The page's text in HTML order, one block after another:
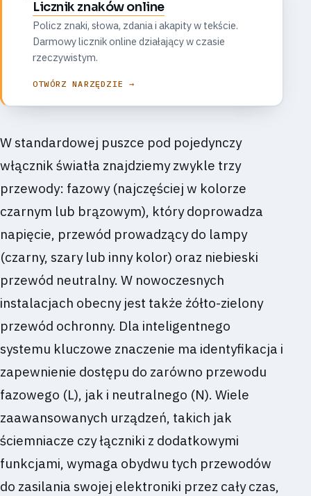
Licznik znaków online
Policz znaki, słowa, zdania i akapity w tekście.
Darmowy licznik online działający w czasie
rzeczywistym.
OTWÓRZ NARZĘDZIE →
W standardowej puszce pod pojedynczy
włącznik światła znajdziemy zwykle trzy
przewody: fazowy (najczęściej w kolorze
czarnym lub brązowym), który doprowadza
napięcie, przewód prowadzący do lampy
(czarny, szary lub inny kolor) oraz niebieski
przewód neutralny. W nowoczesnych
instalacjach obecny jest także żółto-zielony
przewód ochronny. Dla inteligentnego
systemu kluczowe znaczenie ma identyfikacja i
zapewnienie dostępu do zarówno przewodu
fazowego (L), jak i neutralnego (N). Wiele
zaawansowanych urządzeń, takich jak
ściemniacze czy łączniki z dodatkowymi
funkcjami, wymaga obydwu tych przewodów
do zasilania swojej elektroniki przez cały czas,